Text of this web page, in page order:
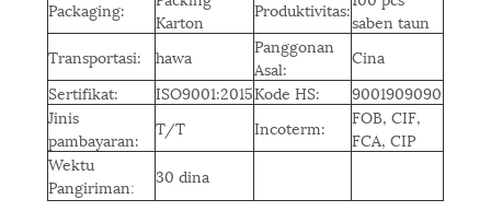
Packaging:
Karton
Produktivitas:
saben taun
Transportasi:
hawa
Panggonan
Asal:
Cina
Sertifikat:
ISO9001:2015Kode HS:
9001909090
Jinis
pambayaran:
T/T Incoterm:
FOB, CIF,
FCA, CIP
Wektu
Pangiriman:
30 dina